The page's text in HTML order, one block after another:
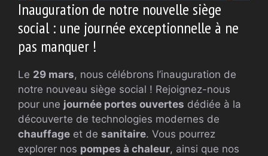
Inauguration de notre nouvelle siège
social : une journée exceptionnelle à ne
pas manquer !
Le 29 mars, nous célébrons l’inauguration de
notre nouveau siège social ! Rejoignez-nous
pour une journée portes ouvertes dédiée à la
découverte de technologies modernes de
chauffage et de sanitaire. Vous pourrez
explorer nos pompes à chaleur, ainsi que nos